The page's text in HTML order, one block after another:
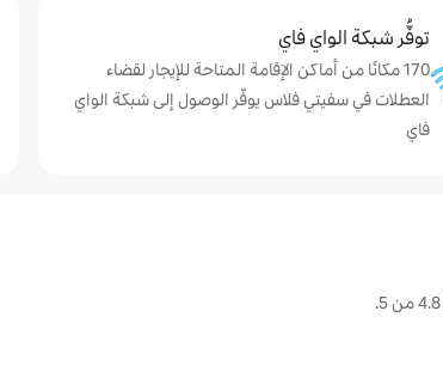
توفُّر شبكة الواي فاي
170 مكانًا من أماكن الإقامة المتاحة للإيجار لقضاء
العطلات في سفيتي فلاس يوفّر الوصول إلى شبكة الواي
فاي